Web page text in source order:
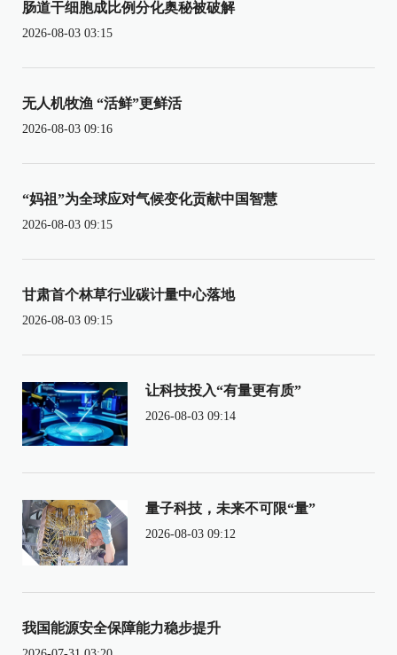
肠道干细胞成比例分化奥秘被破解
2026-08-03 03:15
无人机牧渔 “活鲜”更鲜活
2026-08-03 09:16
“妈祖”为全球应对气候变化贡献中国智慧
2026-08-03 09:15
甘肃首个林草行业碳计量中心落地
2026-08-03 09:15
让科技投入“有量更有质”
2026-08-03 09:14
量子科技，未来不可限“量”
2026-08-03 09:12
我国能源安全保障能力稳步提升